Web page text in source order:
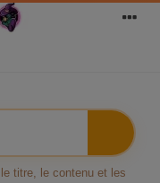
titre, le contenu et les